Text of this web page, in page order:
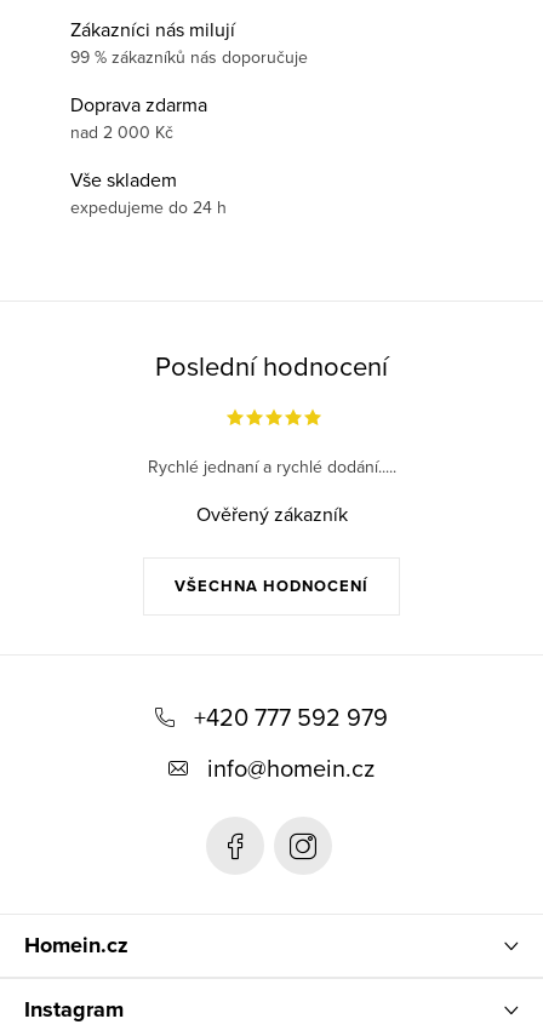
Zákazníci nás milují
99 % zákazníků nás doporučuje
Doprava zdarma
nad 2 000 Kč
Vše skladem
expedujeme do 24 h
Poslední hodnocení
VŠECHNA HODNOCENÍ
Rychlé jednaní a rychlé dodání.....
Ověřený zákazník
+420 777 592 979
info@homein.cz
Homein.cz
Instagram